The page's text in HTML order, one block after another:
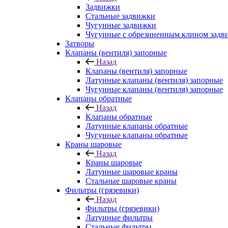
Задвижки
Стальные задвижки
Чугунные задвижки
Чугунные с обрезиненным клином
Затворы
Клапаны (вентиля) запорные
Назад
Клапаны (вентиля) запорные
Латунные клапаны (вентиля) запорные
Чугунные клапаны (вентиля) запорные
Клапаны обратные
Назад
Клапаны обратные
Латунные клапаны обратные
Чугунные клапаны обратные
Краны шаровые
Назад
Краны шаровые
Латунные шаровые краны
Стальные шаровые краны
Фильтры (грязевики)
Назад
Фильтры (грязевики)
Латунные фильтры